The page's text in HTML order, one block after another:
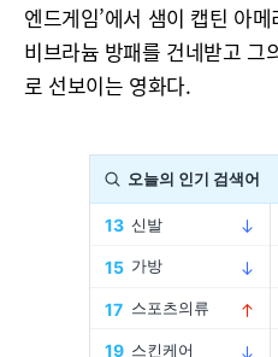
엔드게임’에서 샘이 캡틴 아
비브라늄 방패를 건네받고 그
로 선보이는 영화다.